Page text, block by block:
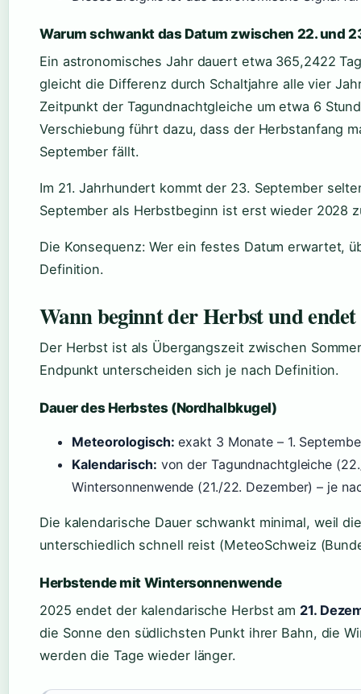
Warum schwankt das Datum zwischen 22. und
Ein astronomisches Jahr dauert etwa 365,2422
gleicht die Differenz durch Schaltjahre alle vier
Zeitpunkt der Tagundnachtgleiche um etwa 6
Verschiebung führt dazu, dass der Herbstanfang
September fällt.
Im 21. Jahrhundert kommt der 23. September
September als Herbstbeginn ist erst wieder 2028
Die Konsequenz: Wer ein festes Datum erwartet,
Definition.
Wann beginnt der Herbst und
Der Herbst ist als Übergangszeit zwischen
Endpunkt unterscheiden sich je nach Definition.
Dauer des Herbstes (Nordhalbkugel)
Meteorologisch: exakt 3 Monate – 1.
Kalendarisch: von der Tagundnachtgleiche
Wintersonnenwende (21./22. Dezember) – je
Die kalendarische Dauer schwankt minimal, weil
unterschiedlich schnell reist (MeteoSchweiz
Herbstende mit Wintersonnenwende
2025 endet der kalendarische Herbst am 21.
die Sonne den südlichsten Punkt ihrer Bahn, die
werden die Tage wieder länger.